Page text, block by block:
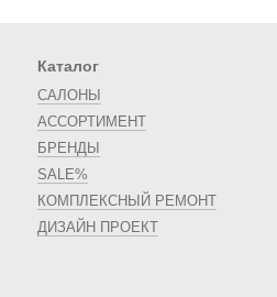
Каталог
САЛОНЫ
АССОРТИМЕНТ
БРЕНДЫ
SALE%
КОМПЛЕКСНЫЙ РЕМОНТ
ДИЗАЙН ПРОЕКТ